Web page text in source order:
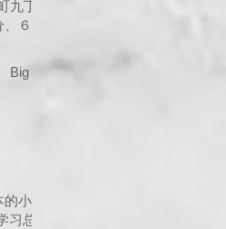
九丁
、６
Big
的小
习总